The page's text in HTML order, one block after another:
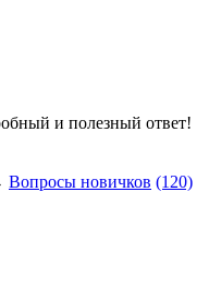
и полезный ответ!
Вопросы новичков (120)